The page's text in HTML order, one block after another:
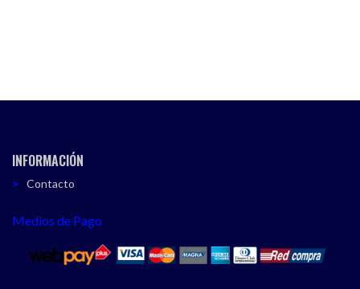
INFORMACIÓN
Contacto
Medios de Pago